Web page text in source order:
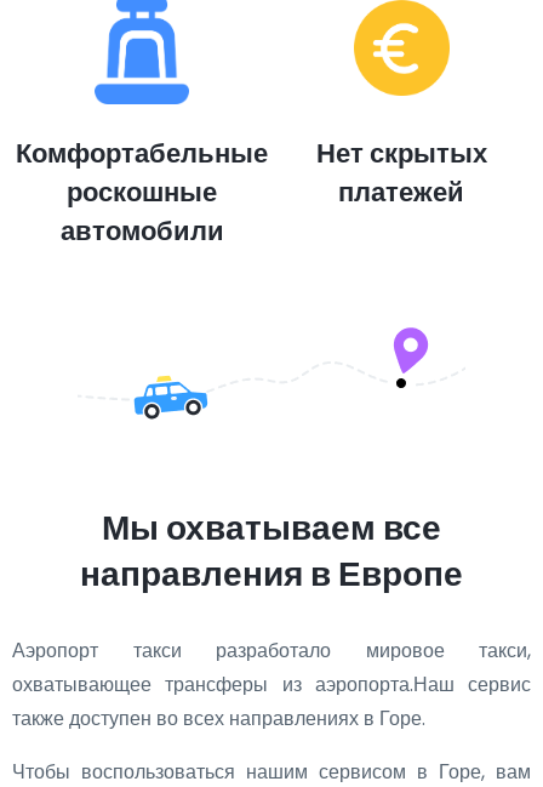
Комфортабельные
роскошные
автомобили
Нет скрытых
платежей
Мы охватываем все
направления в Европе
Аэропорт такси разработало мировое такси,
охватывающее трансферы из аэропорта.Наш сервис
также доступен во всех направлениях в Горе.
Чтобы воспользоваться нашим сервисом в Горе, вам